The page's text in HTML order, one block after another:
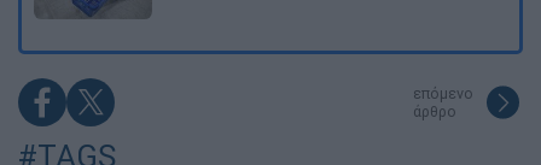
επόμενο
άρθρο
#TAGS